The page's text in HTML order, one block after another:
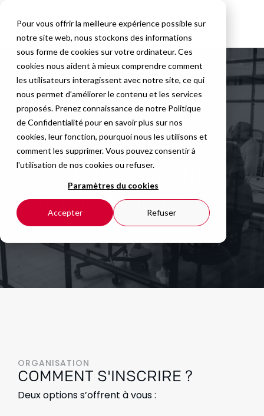
Pour vous offrir la meilleure expérience possible sur
notre site web, nous stockons des informations
sous forme de cookies sur votre ordinateur. Ces
cookies nous aident à mieux comprendre comment
les utilisateurs interagissent avec notre site, ce qui
nous permet d'améliorer le contenu et les services
proposés. Prenez connaissance de notre Politique
de Confidentialitépour en savoir plus sur nos
cookies, leur fonction, pourquoi nous les utilisons et
comment les supprimer. Vous pouvez consentir à
l'utilisation de nos cookies ou refuser.
Paramètres du cookies
Accepter Refuser
COMMENT S’ORGANISE
UNE FORMATION ?
ORGANISATION
COMMENT S'INSCRIRE ?
Deux options s’offrent à vous :